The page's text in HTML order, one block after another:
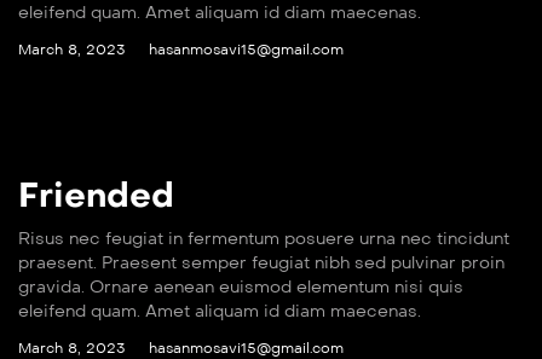
eleifend quam. Amet aliquam id diam maecenas.
March 8, 2023 hasanmosavi15@gmail.com
Friended
Risus nec feugiat in fermentum posuere urna nec tincidunt
praesent. Praesent semper feugiat nibh sed pulvinar proin
gravida. Ornare aenean euismod elementum nisi quis
eleifend quam. Amet aliquam id diam maecenas.
March 8, 2023 hasanmosavi15@gmail.com